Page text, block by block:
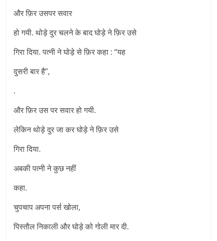
और फ़िर उसपर सवार
हो गयी. थोड़े दुर चलने के बाद घोड़े ने फ़िर उसे
गिरा दिया. पत्नी ने घोड़े से फ़िर कहा : “यह
दुसरी बार है”,
.
और फ़िर उस पर सवार हो गयी.
लेकिन थोड़े दुर जा कर घोड़े ने फ़िर उसे
गिरा दिया.
अबकी पत्नी ने कुछ नहीं
कहा.
चुपचाप अपना पर्स खोला,
पिस्तौल निकाली और घोड़े को गोली मार दी.